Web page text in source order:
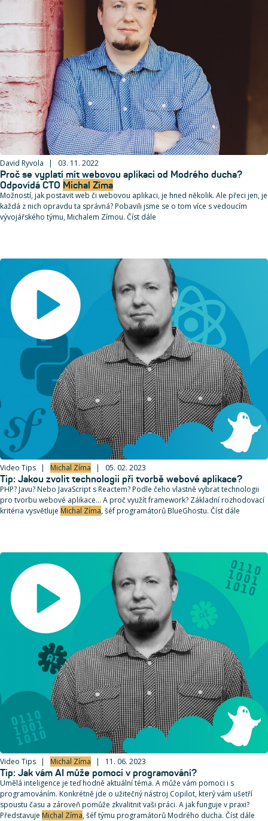
David Ryvola 03. 11. 2022
Proč se vyplatí mít webovou aplikaci od Modrého ducha?
Odpovídá CTO Michal Zíma
Možností, jak postavit web či webovou aplikaci, je hned několik. Ale přeci jen, je
každá z nich opravdu ta správná? Pobavili jsme se o tom více s vedoucím
vývojářského týmu, Michalem Zímou. Číst dále
Video Tips Michal Zíma 05. 02. 2023
Tip: Jakou zvolit technologii při tvorbě webové aplikace?
PHP? Javu? Nebo JavaScript s Reactem? Podle čeho vlastně vybrat technologii
pro tvorbu webové aplikace... A proč využít framework? Základní rozhodovací
kritéria vysvětluje Michal Zíma, šéf programátorů BlueGhostu. Číst dále
Video Tips Michal Zíma 11. 06. 2023
Tip: Jak vám AI může pomoci v programování?
Umělá inteligence je teď hodně aktuální téma. A může vám pomoci i s
programováním. Konkrétně jde o užitečný nástroj Copilot, který vám ušetří
spoustu času a zároveň pomůže zkvalitnit vaši práci. A jak funguje v praxi?
Představuje Michal Zíma, šéf týmu programátorů Modrého ducha. Číst dále